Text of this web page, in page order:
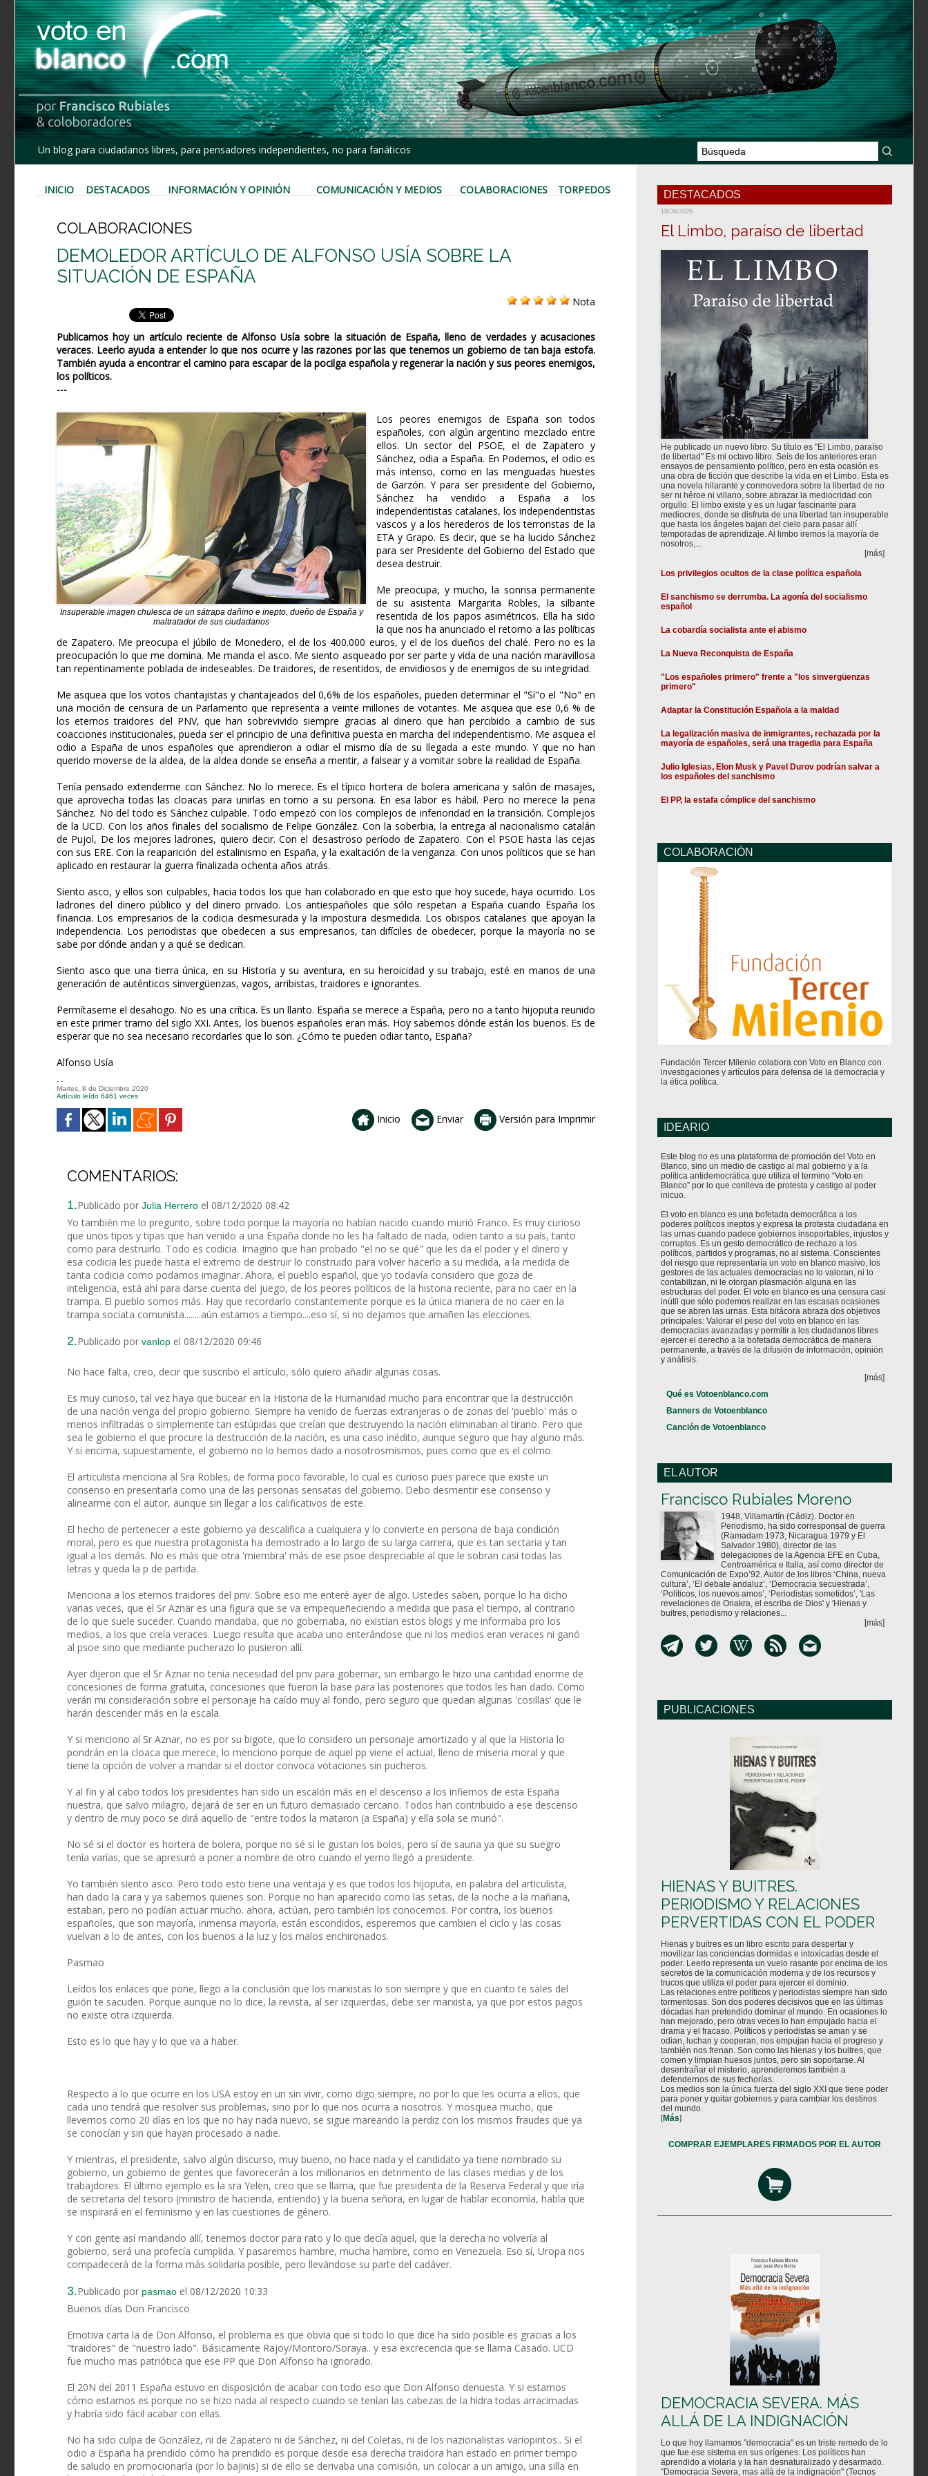
Un blog para ciudadanos libres, para pensadores independientes, no para fanáticos
INICIO DESTACADOS INFORMACIÓN Y OPINIÓN COMUNICACIÓN Y MEDIOS COLABORACIONES TORPEDOS
COLABORACIONES
DEMOLEDOR ARTÍCULO DE ALFONSO USÍA SOBRE LA
SITUACIÓN DE ESPAÑA
Nota
Publicamos hoy un artículo reciente de Alfonso Usía sobre la situación de España, lleno de verdades y acusaciones
veraces. Leerlo ayuda a entender lo que nos ocurre y las razones por las que tenemos un gobierno de tan baja estofa.
También ayuda a encontrar el camino para escapar de la pocilga española y regenerar la nación y sus peores enemigos,
los políticos.
---
Insuperable imagen chulesca de un sátrapa dañino e inepto, dueño de España y
maltratador de sus ciudadanos
Los peores enemigos de España son todos
españoles, con algún argentino mezclado entre
ellos. Un sector del PSOE, el de Zapatero y
Sánchez, odia a España. En Podemos, el odio es
más intenso, como en las menguadas huestes
de Garzón. Y para ser presidente del Gobierno,
Sánchez ha vendido a España a los
independentistas catalanes, los independentistas
vascos y a los herederos de los terroristas de la
ETA y Grapo. Es decir, que se ha lucido Sánchez
para ser Presidente del Gobierno del Estado que
desea destruir.
Me preocupa, y mucho, la sonrisa permanente
de su asistenta Margarita Robles, la silbante
resentida de los papos asimétricos. Ella ha sido
la que nos ha anunciado el retorno a las políticas
de Zapatero. Me preocupa el júbilo de Monedero, el de los 400.000 euros, y el de los dueños del chalé. Pero no es la
preocupación lo que me domina. Me manda el asco. Me siento asqueado por ser parte y vida de una nación maravillosa
tan repentinamente poblada de indeseables. De traidores, de resentidos, de envidiosos y de enemigos de su integridad.
Me asquea que los votos chantajistas y chantajeados del 0,6% de los españoles, pueden determinar el "Sí"o el "No" en
una moción de censura de un Parlamento que representa a veinte millones de votantes. Me asquea que ese 0,6 % de
los eternos traidores del PNV, que han sobrevivido siempre gracias al dinero que han percibido a cambio de sus
coacciones institucionales, pueda ser el principio de una definitiva puesta en marcha del independentismo. Me asquea el
odio a España de unos españoles que aprendieron a odiar el mismo día de su llegada a este mundo. Y que no han
querido moverse de la aldea, de la aldea donde se enseña a mentir, a falsear y a vomitar sobre la realidad de España.
Tenía pensado extenderme con Sánchez. No lo merece. Es el típico hortera de bolera americana y salón de masajes,
que aprovecha todas las cloacas para unirlas en torno a su persona. En esa labor es hábil. Pero no merece la pena
Sánchez. No del todo es Sánchez culpable. Todo empezó con los complejos de inferioridad en la transición. Complejos
de la UCD. Con los años finales del socialismo de Felipe González. Con la soberbia, la entrega al nacionalismo catalán
de Pujol, De los mejores ladrones, quiero decir. Con el desastroso período de Zapatero. Con el PSOE hasta las cejas
con sus ERE. Con la reaparición del estalinismo en España, y la exaltación de la venganza. Con unos políticos que se han
aplicado en restaurar la guerra finalizada ochenta años atrás.
Siento asco, y ellos son culpables, hacia todos los que han colaborado en que esto que hoy sucede, haya ocurrido. Los
ladrones del dinero público y del dinero privado. Los antiespañoles que sólo respetan a España cuando España los
financia. Los empresarios de la codicia desmesurada y la impostura desmedida. Los obispos catalanes que apoyan la
independencia. Los periodistas que obedecen a sus empresarios, tan difíciles de obedecer, porque la mayoría no se
sabe por dónde andan y a qué se dedican.
Siento asco que una tierra única, en su Historia y su aventura, en su heroicidad y su trabajo, esté en manos de una
generación de auténticos sinvergüenzas, vagos, arribistas, traidores e ignorantes.
Permítaseme el desahogo. No es una crítica. Es un llanto. España se merece a España, pero no a tanto hijoputa reunido
en este primer tramo del siglo XXI. Antes, los buenos españoles eran más. Hoy sabemos dónde están los buenos. Es de
esperar que no sea necesario recordarles que lo son. ¿Cómo te pueden odiar tanto, España?
Alfonso Usía
- -
Martes, 8 de Diciembre 2020
Artículo leído 6461 veces
Inicio Enviar Versión para Imprimir
COMENTARIOS:
1.Publicado por Julia Herrero el 08/12/2020 08:42
Yo también me lo pregunto, sobre todo porque la mayoría no habían nacido cuando murió Franco. Es muy curioso
que unos tipos y tipas que han venido a una España donde no les ha faltado de nada, odien tanto a su país, tanto
como para destruirlo. Todo es codicia. Imagino que han probado "el no se qué" que les da el poder y el dinero y
esa codicia les puede hasta el extremo de destruir lo construido para volver hacerlo a su medida, a la medida de
tanta codicia como podamos imaginar. Ahora, el pueblo español, que yo todavía considero que goza de
inteligencia, está ahí para darse cuenta del juego, de los peores políticos de la historia reciente, para no caer en la
trampa. El pueblo somos más. Hay que recordarlo constantemente porque es la única manera de no caer en la
trampa sociata comunista........aún estamos a tiempo....eso sí, si no dejamos que amañen las elecciones.
2.Publicado por vanlop el 08/12/2020 09:46
No hace falta, creo, decir que suscribo el artículo, sólo quiero añadir algunas cosas.
Es muy curioso, tal vez haya que bucear en la Historia de la Humanidad mucho para encontrar que la destrucción
de una nación venga del propio gobierno. Siempre ha venido de fuerzas extranjeras o de zonas del 'pueblo' más o
menos infiltradas o simplemente tan estúpidas que creían que destruyendo la nación eliminaban al tirano. Pero que
sea le gobierno el que procure la destrucción de la nación, es una caso inédito, aunque seguro que hay alguno más.
Y si encima, supuestamente, el gobierno no lo hemos dado a nosotrosmismos, pues como que es el colmo.
El articulista menciona al Sra Robles, de forma poco favorable, lo cual es curioso pues parece que existe un
consenso en presentarla como una de las personas sensatas del gobierno. Debo desmentir ese consenso y
alinearme con el autor, aunque sin llegar a los calificativos de este.
El hecho de pertenecer a este gobierno ya descalifica a cualquiera y lo convierte en persona de baja condición
moral, pero es que nuestra protagonista ha demostrado a lo largo de su larga carrera, que es tan sectaria y tan
igual a los demás. No es más que otra 'miembra' más de ese psoe despreciable al que le sobran casi todas las
letras y queda la p de partida.
Menciona a los eternos traidores del pnv. Sobre eso me enteré ayer de algo. Ustedes saben, porque lo ha dicho
varias veces, que el Sr Aznar es una figura que se va empequeñeciendo a medida que pasa el tiempo, al contrario
de lo que suele suceder. Cuando mandaba, que no gobernaba, no existían estos blogs y me informaba pro los
medios, a los que creía veraces. Luego resulta que acaba uno enterándose que ni los medios eran veraces ni ganó
al psoe sino que mediante pucherazo lo pusieron allí.
Ayer dijeron que el Sr Aznar no tenía necesidad del pnv para gobernar, sin embargo le hizo una cantidad enorme de
concesiones de forma gratuita, concesiones que fueron la base para las posteriores que todos les han dado. Como
verán mi consideración sobre el personaje ha caído muy al fondo, pero seguro que quedan algunas 'cosillas' que le
harán descender más en la escala.
Y si menciono al Sr Aznar, no es por su bigote, que lo considero un personaje amortizado y al que la Historia lo
pondrán en la cloaca que merece, lo menciono porque de aquel pp viene el actual, lleno de miseria moral y que
tiene la opción de volver a mandar si el doctor convoca votaciones sin pucheros.
Y al fin y al cabo todos los presidentes han sido un escalón más en el descenso a los infiernos de esta España
nuestra, que salvo milagro, dejará de ser en un futuro demasiado cercano. Todos han contribuido a ese descenso
y dentro de muy poco se dirá aquello de "entre todos la mataron (a España) y ella sola se murió".
No sé si el doctor es hortera de bolera, porque no sé si le gustan los bolos, pero sí de sauna ya que su suegro
tenía varías, que se apresuró a poner a nombre de otro cuando el yerno llegó a presidente.
Yo también siento asco. Pero todo esto tiene una ventaja y es que todos los hijoputa, en palabra del articulista,
han dado la cara y ya sabemos quienes son. Porque no han aparecido como las setas, de la noche a la mañana,
estaban, pero no podían actuar mucho. ahora, actúan, pero también los conocemos. Por contra, los buenos
españoles, que son mayoría, inmensa mayoría, están escondidos, esperemos que cambien el ciclo y las cosas
vuelvan a lo de antes, con los buenos a la luz y los malos enchironados.
Pasmao
Leídos los enlaces que pone, llego a la conclusión que los marxistas lo son siempre y que en cuanto te sales del
guión te sacuden. Porque aunque no lo dice, la revista, al ser izquierdas, debe ser marxista, ya que por estos pagos
no existe otra izquierda.
Esto es lo que hay y lo que va a haber.
Respecto a lo que ocurre en los USA estoy en un sin vivir, como digo siempre, no por lo que les ocurra a ellos, que
cada uno tendrá que resolver sus problemas, sino por lo que nos ocurra a nosotros. Y mosquea mucho, que
llevemos como 20 días en los que no hay nada nuevo, se sigue mareando la perdiz con los mismos fraudes que ya
se conocían y sin que hayan procesado a nadie.
Y mientras, el presidente, salvo algún discurso, muy bueno, no hace nada y el candidato ya tiene nombrado su
gobierno, un gobierno de gentes que favorecerán a los millonarios en detrimento de las clases medias y de los
trabajdores. El último ejemplo es la sra Yelen, creo que se llama, que fue presidenta de la Reserva Federal y que iría
de secretaria del tesoro (ministro de hacienda, entiendo) y la buena señora, en lugar de hablar economía, habla que
se inspirará en el feminismo y en las cuestiones de género.
Y con gente así mandando allí, tenemos doctor para rato y lo que decía aquel, que la derecha no volvería al
gobierno, será una profecía cumplida. Y pasaremos hambre, mucha hambre, como en Venezuela. Eso sí, Uropa nos
compadecerá de la forma más solidaria posible, pero llevándose su parte del cadáver.
3.Publicado por pasmao el 08/12/2020 10:33
Buenos días Don Francisco
Emotiva carta la de Don Alfonso, el problema es que obvia que si todo lo que dice ha sido posible es gracias a los
"traidores" de "nuestro lado". Básicamente Rajoy/Montoro/Soraya.. y esa excrecencia que se llama Casado. UCD
fue mucho mas patriótica que ese PP que Don Alfonso ha ignorado.
El 20N del 2011 España estuvo en disposición de acabar con todo eso que Don Alfonso denuesta. Y si estamos
cómo estamos es porque no se hizo nada al respecto cuando se tenían las cabezas de la hidra todas arracimadas
y habría sido fácil acabar con ellas.
No ha sido culpa de González, ni de Zapatero ni de Sánchez, ni del Coletas, ni de los nazionalistas variopintos.. Si el
odio a España ha prendido cómo ha prendido es porque desde esa derecha traidora han estado en primer tiempo
de saludo en promocionarla (por lo bajinis) si de ello se derivaba una comisión, un colocar a un amigo, una silla en
DESTACADOS
18/06/2026
El Limbo, paraíso de libertad
He publicado un nuevo libro. Su título es "El Limbo, paraíso
de libertad" Es mi octavo libro. Seis de los anteriores eran
ensayos de pensamiento político, pero en esta ocasión es
una obra de ficción que describe la vida en el Limbo. Esta es
una novela hilarante y conmovedora sobre la libertad de no
ser ni héroe ni villano, sobre abrazar la mediocridad con
orgullo. El limbo existe y es un lugar fascinante para
mediocres, donde se disfruta de una libertad tan insuperable
que hasta los ángeles bajan del cielo para pasar allí
temporadas de aprendizaje. Al limbo iremos la mayoría de
nosotros,...
[más]
Los privilegios ocultos de la clase política española
El sanchismo se derrumba. La agonía del socialismo
español
La cobardía socialista ante el abismo
La Nueva Reconquista de España
"Los españoles primero" frente a "los sinvergüenzas
primero"
Adaptar la Constitución Española a la maldad
La legalización masiva de inmigrantes, rechazada por la
mayoría de españoles, será una tragedia para España
Julio Iglesias, Elon Musk y Pavel Durov podrían salvar a
los españoles del sanchismo
El PP, la estafa cómplice del sanchismo
COLABORACIÓN
Fundación Tercer Milenio colabora con Voto en Blanco con
investigaciones y artículos para defensa de la democracia y
la ética política.
IDEARIO
Este blog no es una plataforma de promoción del Voto en
Blanco, sino un medio de castigo al mal gobierno y a la
política antidemocrática que utiliza el termino “Voto en
Blanco” por lo que conlleva de protesta y castigo al poder
inicuo.
El voto en blanco es una bofetada democrática a los
poderes políticos ineptos y expresa la protesta ciudadana en
las urnas cuando padece gobiernos insoportables, injustos y
corruptos. Es un gesto democrático de rechazo a los
políticos, partidos y programas, no al sistema. Conscientes
del riesgo que representaría un voto en blanco masivo, los
gestores de las actuales democracias no lo valoran, ni lo
contabilizan, ni le otorgan plasmación alguna en las
estructuras del poder. El voto en blanco es una censura casi
inútil que sólo podemos realizar en las escasas ocasiones
que se abren las urnas. Esta bitácora abraza dos objetivos
principales: Valorar el peso del voto en blanco en las
democracias avanzadas y permitir a los ciudadanos libres
ejercer el derecho a la bofetada democrática de manera
permanente, a través de la difusión de información, opinión
y análisis.
[más]
Qué es Votoenblanco.com
Banners de Votoenblanco
Canción de Votoenblanco
EL AUTOR
Francisco Rubiales Moreno
1948, Villamartín (Cádiz). Doctor en
Periodismo, ha sido corresponsal de guerra
(Ramadam 1973, Nicaragua 1979 y El
Salvador 1980), director de las
delegaciones de la Agencia EFE en Cuba,
Centroamérica e Italia, así como director de
Comunicación de Expo’92. Autor de los libros ‘China, nueva
cultura’, ‘El debate andaluz’, ‘Democracia secuestrada’,
‘Políticos, los nuevos amos’, ‘Periodistas sometidos’, 'Las
revelaciones de Onakra, el escriba de Dios' y 'Hienas y
buitres, periodismo y relaciones...
[más]
PUBLICACIONES
HIENAS Y BUITRES.
PERIODISMO Y RELACIONES
PERVERTIDAS CON EL PODER
Hienas y buitres es un libro escrito para despertar y
movilizar las conciencias dormidas e intoxicadas desde el
poder. Leerlo representa un vuelo rasante por encima de los
secretos de la comunicación moderna y de los recursos y
trucos que utiliza el poder para ejercer el dominio.
Las relaciones entre políticos y periodistas siempre han sido
tormentosas. Son dos poderes decisivos que en las últimas
décadas han pretendido dominar el mundo. En ocasiones lo
han mejorado, pero otras veces lo han empujado hacia el
drama y el fracaso. Políticos y periodistas se aman y se
odian, luchan y cooperan, nos empujan hacia el progreso y
también nos frenan. Son como las hienas y los buitres, que
comen y limpian huesos juntos, pero sin soportarse. Al
desentrañar el misterio, aprenderemos también a
defendernos de sus fechorías.
Los medios son la única fuerza del siglo XXI que tiene poder
para poner y quitar gobiernos y para cambiar los destinos
del mundo.
[Más]
COMPRAR EJEMPLARES FIRMADOS POR EL AUTOR
DEMOCRACIA SEVERA. MÁS
ALLÁ DE LA INDIGNACIÓN
Lo que hoy llamamos "democracia" es un triste remedo de lo
que fue ese sistema en sus orígenes. Los políticos han
aprendido a violarla y la han desnaturalizado y desarmado.
"Democracia Severa, mas allá de la indignación" (Tecnos